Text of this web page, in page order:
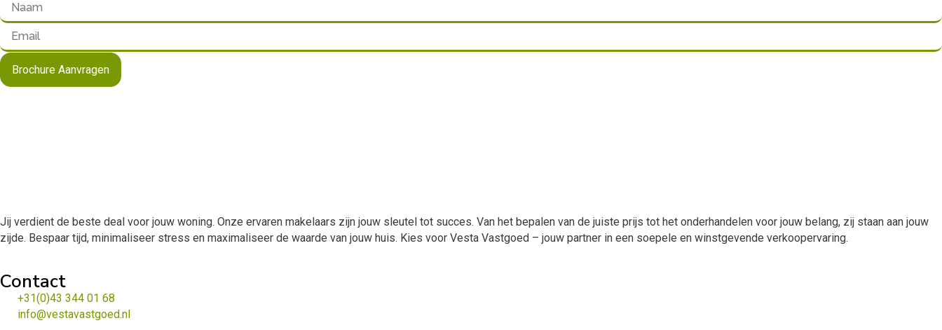
Brochure Aanvragen
Jij verdient de beste deal voor jouw woning. Onze ervaren makelaars zijn jouw sleutel tot succes. Van het bepalen van de juiste prijs tot het onderhandelen voor jouw belang, zij staan aan jouw
zijde. Bespaar tijd, minimaliseer stress en maximaliseer de waarde van jouw huis. Kies voor Vesta Vastgoed – jouw partner in een soepele en winstgevende verkoopervaring.
Contact
+31(0)43 344 01 68
info@vestavastgoed.nl